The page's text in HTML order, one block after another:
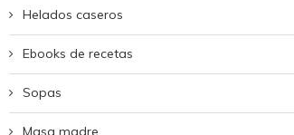
Helados caseros
Ebooks de recetas
Sopas
Masa madre